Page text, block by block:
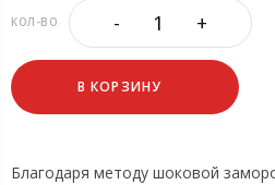
КОЛ-ВО - +
В КОРЗИНУ
Благодаря методу шоковой